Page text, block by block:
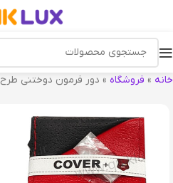
خانه » فروشگاه » دور فرمون دوختنی طرح GT مدل مشکی قرمز